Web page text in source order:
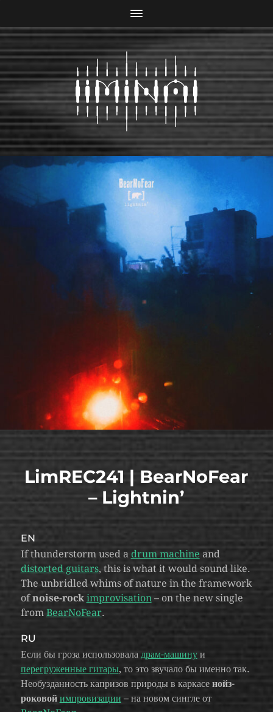
LimREC241 | BearNoFear
– Lightnin’
EN
If thunderstorm used a drum machine and
distorted guitars, this is what it would sound like.
The unbridled whims of nature in the framework
ofnoise-rock improvisation– on the new single
from BearNoFear.
RU
Если бы гроза использовала драм-машинуи
перегруженные гитары, то это звучало бы именно так.
Необузданность капризов природы в каркасе нойз-
роковой импровизации – на новом сингле от